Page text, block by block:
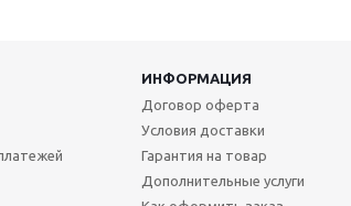
ИНФОРМАЦИЯ
Договор оферта
Условия доставки
Гарантия на товар
Дополнительные услуги